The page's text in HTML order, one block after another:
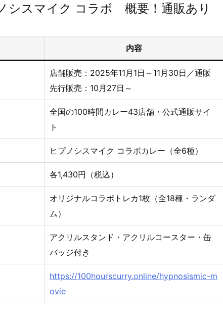
シスマイク コラボ 概要！通販あり
内容
店舗販売：2025年11月1日～11月30日／通販
先行販売：10月27日～
全国の100時間カレー43店舗・公式通販サイ
ト
ヒプノシスマイク コラボカレー（全6種）
各1,430円（税込）
オリジナルコラボトレカ1枚（全18種・ランダ
ム）
アクリルスタンド・アクリルコースター・缶
バッジ付き
https://100hourscurry.online/hypnosismic-m
ovie